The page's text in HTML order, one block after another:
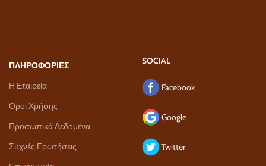
ΠΛΗΡΟΦΟΡΙΕΣ
Η Εταιρεία
Όροι Χρήσης
Προσωπικά Δεδομένα
Συχνές Ερωτήσεις
SOCIAL
Facebook
Google
Twitter